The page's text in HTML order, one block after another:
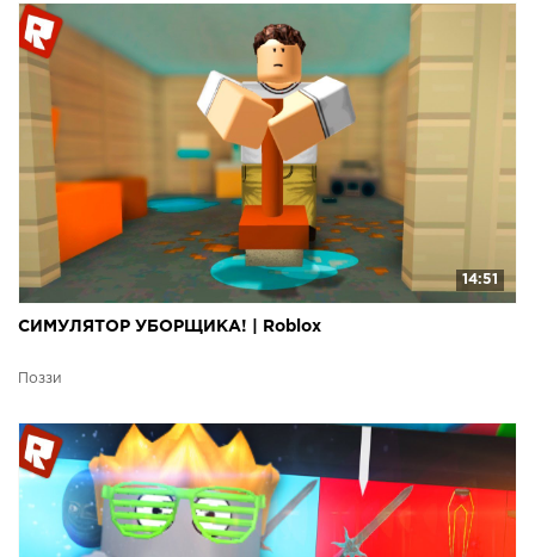
14:51
СИМУЛЯТОР УБОРЩИКА! | Roblox
Поззи